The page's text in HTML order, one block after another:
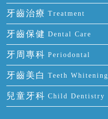
門牙缺失
多顆牙缺失
半口缺失
全口缺失
前牙反頜
牙齒擁擠
牙齒前突
牙齒稀疏
全瓷牙
烤瓷牙
氟斑牙
四環素牙
活動假牙
牙貼面
牙齒治療 Treatment
補牙
智齒
根管治療
拔牙
牙痛
牙齒保健 Dental Care
正確刷牙
全國愛牙日
預防牙病
牙科通識
牙周專科 Periodontal
牙周炎
牙齦出血
牙齦炎
牙齒美白 Teeth Whitening
冷光美白
兒童牙科 Child Dentistry